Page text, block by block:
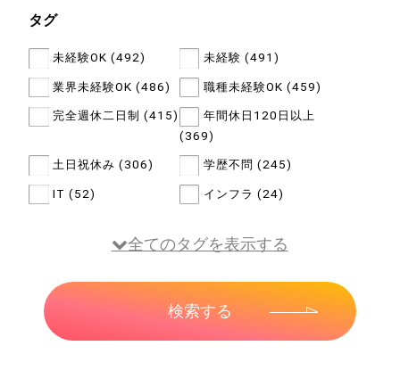
タグ
未経験OK (492) 未経験 (491)
業界未経験OK (486) 職種未経験OK (459)
完全週休二日制 (415)
年間休日120日以上
(369)
土日祝休み (306) 学歴不問 (245)
IT (52) インフラ (24)
全てのタグを表示する